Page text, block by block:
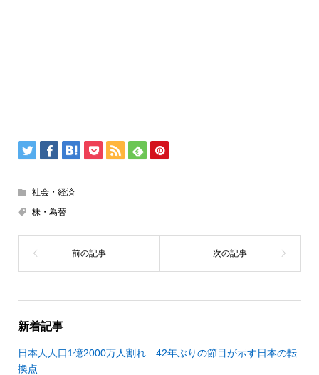
社会・経済
株・為替
新着記事
日本人人口1億2000万人割れ 42年ぶりの節目が示す日本の転
換点